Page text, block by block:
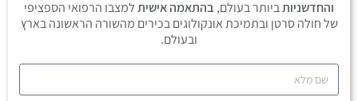
והחדשניותביותר בעולם, בהתאמה אישיתלמצבו הרפואי הספציפי
של חולה סרטן ובתמיכת אונקולוגים בכירים מהשורה הראשונה בארץ
ובעולם.